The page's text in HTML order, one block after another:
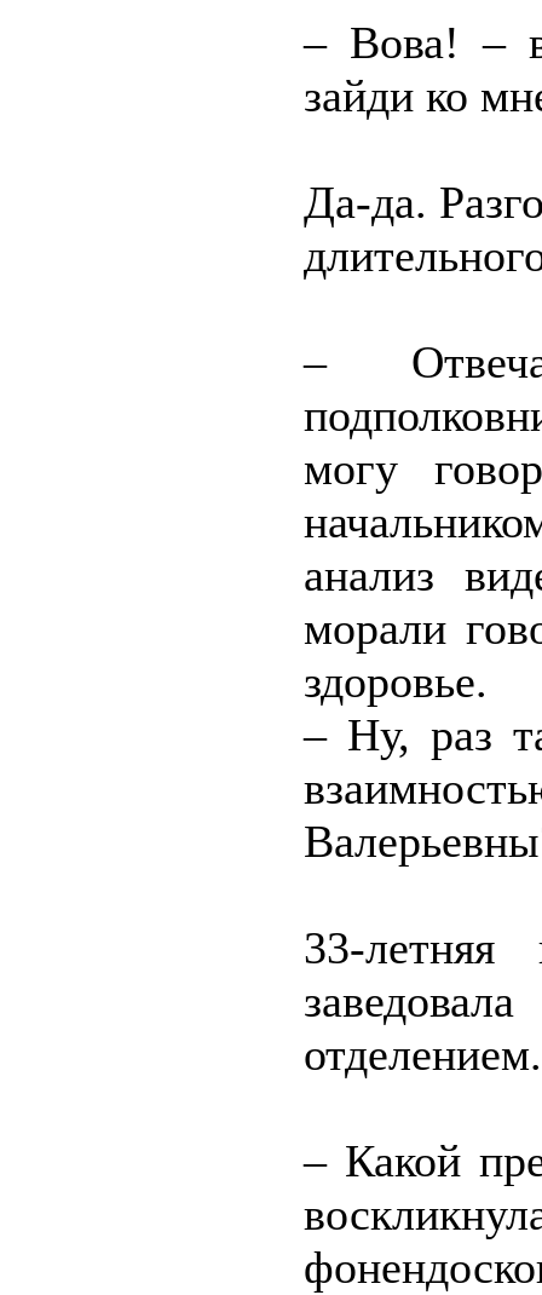
– Вова! –
зайди ко
Да-да.
–
могу
анализ
морали
здоровье.
– Ну, раз
33-летняя
отделением.
– Какой